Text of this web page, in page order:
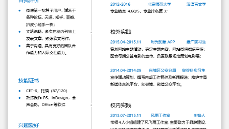
简历模板
简历教程